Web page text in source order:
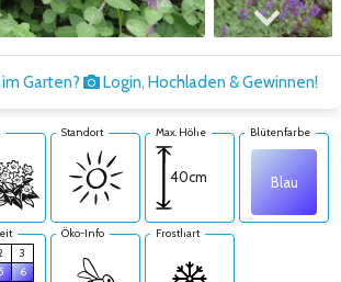
Zum nächsten Bild
Garten? Login, Hochladen & Gewinnen!
Standort Max. Höhe
40cm
Blütenfarbe
Blau
3
6
Öko-Info Frosthart